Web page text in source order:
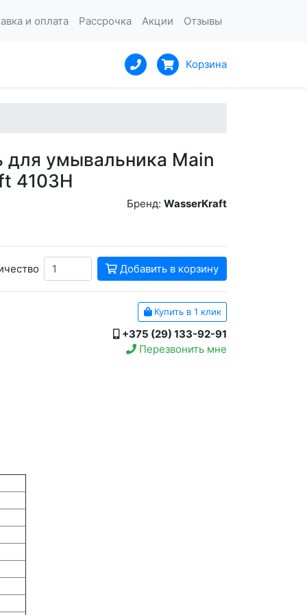
и оплата Рассрочка Акции Отзывы
Корзина
для умывальника Main
4103H
Бренд: WasserKraft
Добавить в корзину
Купить в 1 клик
+375 (29) 133-92-91
Перезвонить мне